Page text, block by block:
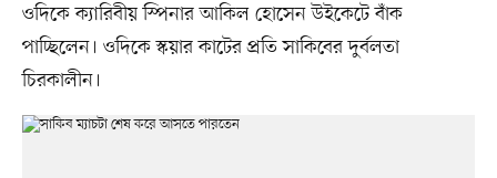
ওদিকে ক্যারিবীয় স্পিনার আকিল হোসেন উইকেটে বাঁক
পাচ্ছিলেন। ওদিকে স্কয়ার কাটের প্রতি সাকিবের দুর্বলতা
চিরকালীন।